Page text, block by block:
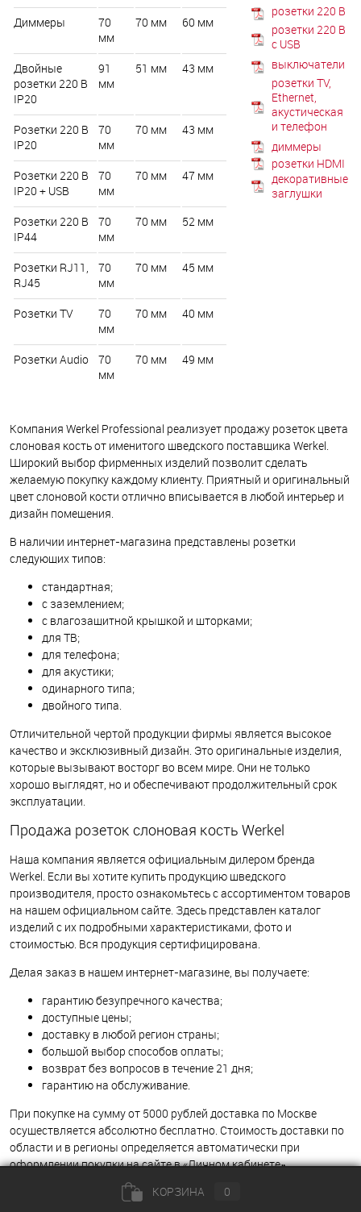
Диммеры
70
мм
70 мм 60 мм
Двойные
розетки 220 В
IP20
91
мм
51 мм 43 мм
Розетки 220 В
IP20
70
мм
70 мм 43 мм
Розетки 220 В
IP20 + USB
70
мм
70 мм 47 мм
Розетки 220 В
IP44
70
мм
70 мм 52 мм
Розетки RJ11,
RJ45
70
мм
70 мм 45 мм
Розетки TV
70
мм
70 мм 40 мм
Розетки Audio
70
мм
70 мм 49 мм
розетки 220 В
розетки 220 В
с USB
выключатели
розетки TV,
Ethernet,
акустическая
и телефон
диммеры
розетки HDMI
декоративные
заглушки
Компания Werkel Professional реализует продажу розеток цвета
слоновая кость от именитого шведского поставщика Werkel.
Широкий выбор фирменных изделий позволит сделать
желаемую покупку каждому клиенту. Приятный и оригинальный
цвет слоновой кости отлично вписывается в любой интерьер и
дизайн помещения.
В наличии интернет-магазина представлены розетки
следующих типов:
стандартная;
с заземлением;
с влагозащитной крышкой и шторками;
для ТВ;
для телефона;
для акустики;
одинарного типа;
двойного типа.
Отличительной чертой продукции фирмы является высокое
качество и эксклюзивный дизайн. Это оригинальные изделия,
которые вызывают восторг во всем мире. Они не только
хорошо выглядят, но и обеспечивают продолжительный срок
эксплуатации.
Продажа розеток слоновая кость Werkel
Наша компания является официальным дилером бренда
Werkel. Если вы хотите купить продукцию шведского
производителя, просто ознакомьтесь с ассортиментом товаров
на нашем официальном сайте. Здесь представлен каталог
изделий с их подробными характеристиками, фото и
стоимостью. Вся продукция сертифицирована.
Делая заказ в нашем интернет-магазине, вы получаете:
гарантию безупречного качества;
доступные цены;
доставку в любой регион страны;
большой выбор способов оплаты;
возврат без вопросов в течение 21 дня;
гарантию на обслуживание.
При покупке на сумму от 5000 рублей доставка по Москве
осуществляется абсолютно бесплатно. Стоимость доставки по
области и в регионы определяется автоматически при
оформлении покупки на сайте в «Личном кабинете».
Также на сайте вы можете увидеть подтверждение нашей
КОРЗИНА 0